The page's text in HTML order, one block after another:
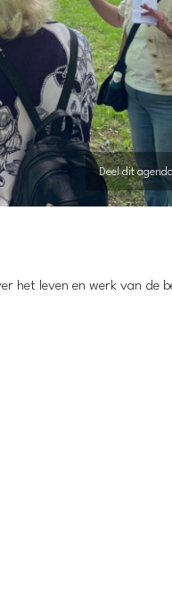
Deel dit
het leven en werk van de